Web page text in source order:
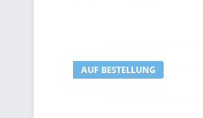
AUF BESTELLUNG